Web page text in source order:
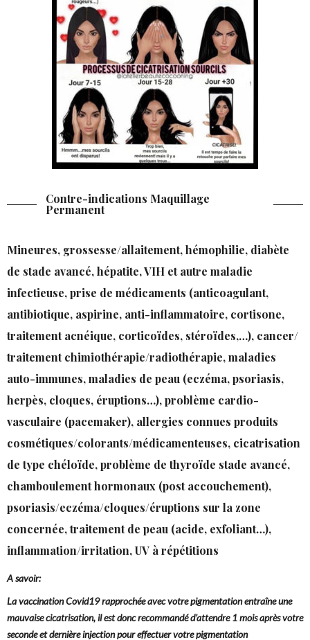
Contre-indications Maquillage
Permanent
Mineures, grossesse/allaitement, hémophilie, diabète
de stade avancé, hépatite, VIH et autre maladie
infectieuse, prise de médicaments (anticoagulant,
antibiotique, aspirine, anti-inflammatoire, cortisone,
traitement acnéique, corticoïdes, stéroïdes,…), cancer/
traitement chimiothérapie/radiothérapie, maladies
auto-immunes, maladies de peau (eczéma, psoriasis,
herpès, cloques, éruptions…), problème cardio-
vasculaire (pacemaker), allergies connues produits
cosmétiques/colorants/médicamenteuses, cicatrisation
de type chéloïde, problème de thyroïde stade avancé,
chamboulement hormonaux (post accouchement),
psoriasis/eczéma/cloques/éruptions sur la zone
concernée, traitement de peau (acide, exfoliant…),
inflammation/irritation, UV à répétitions
A savoir:
La vaccination Covid19 rapprochée avec votre pigmentation entraîne une
mauvaise cicatrisation, il est donc recommandé d’attendre 1 mois après votre
seconde et dernière injection pour effectuer votre pigmentation